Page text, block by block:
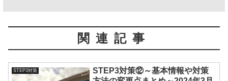
関連記事
STEP3対策
STEP3対策⑫～基本情報や対策